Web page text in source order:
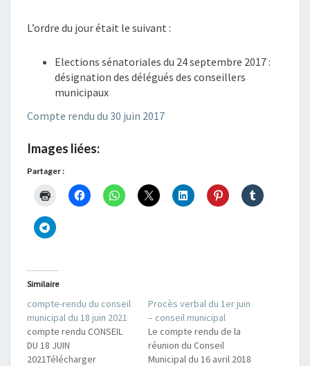
L’ordre du jour était le suivant :
Elections sénatoriales du 24 septembre 2017 :
désignation des délégués des conseillers
municipaux
Compte rendu du 30 juin 2017
Images liées:
Partager :
Similaire
compte-rendu du conseil
municipal du 18 juin 2021
compte rendu CONSEIL
DU 18 JUIN
2021Télécharger
Procès verbal du 1er juin
– conseil municipal
Le compte rendu de la
réunion du Conseil
Municipal du 16 avril 2018